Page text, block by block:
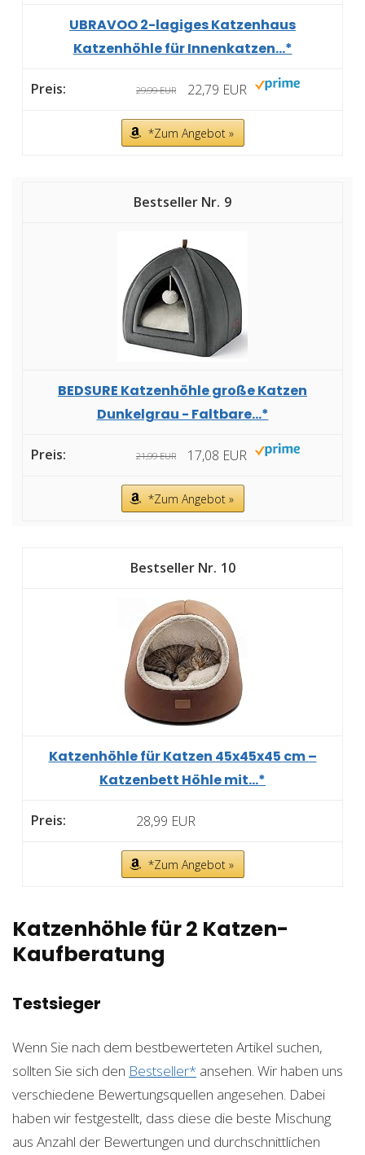
UBRAVOO 2-lagiges Katzenhaus
Katzenhöhle für Innenkatzen...*
29,99 EUR 22,79 EUR
*Zum Angebot »
9
BEDSURE Katzenhöhle große Katzen
Dunkelgrau - Faltbare...*
21,99 EUR 17,08 EUR
*Zum Angebot »
10
Katzenhöhle für Katzen 45x45x45 cm –
Katzenbett Höhle mit...*
28,99 EUR
*Zum Angebot »
Katzenhöhle für 2 Katzen-
Kaufberatung
Testsieger
Wenn Sie nach dem bestbewerteten Artikel suchen,
sollten Sie sich den Bestseller* ansehen. Wir haben uns
verschiedene Bewertungsquellen angesehen. Dabei
haben wir festgestellt, dass diese die beste Mischung
aus Anzahl der Bewertungen und durchschnittlichen